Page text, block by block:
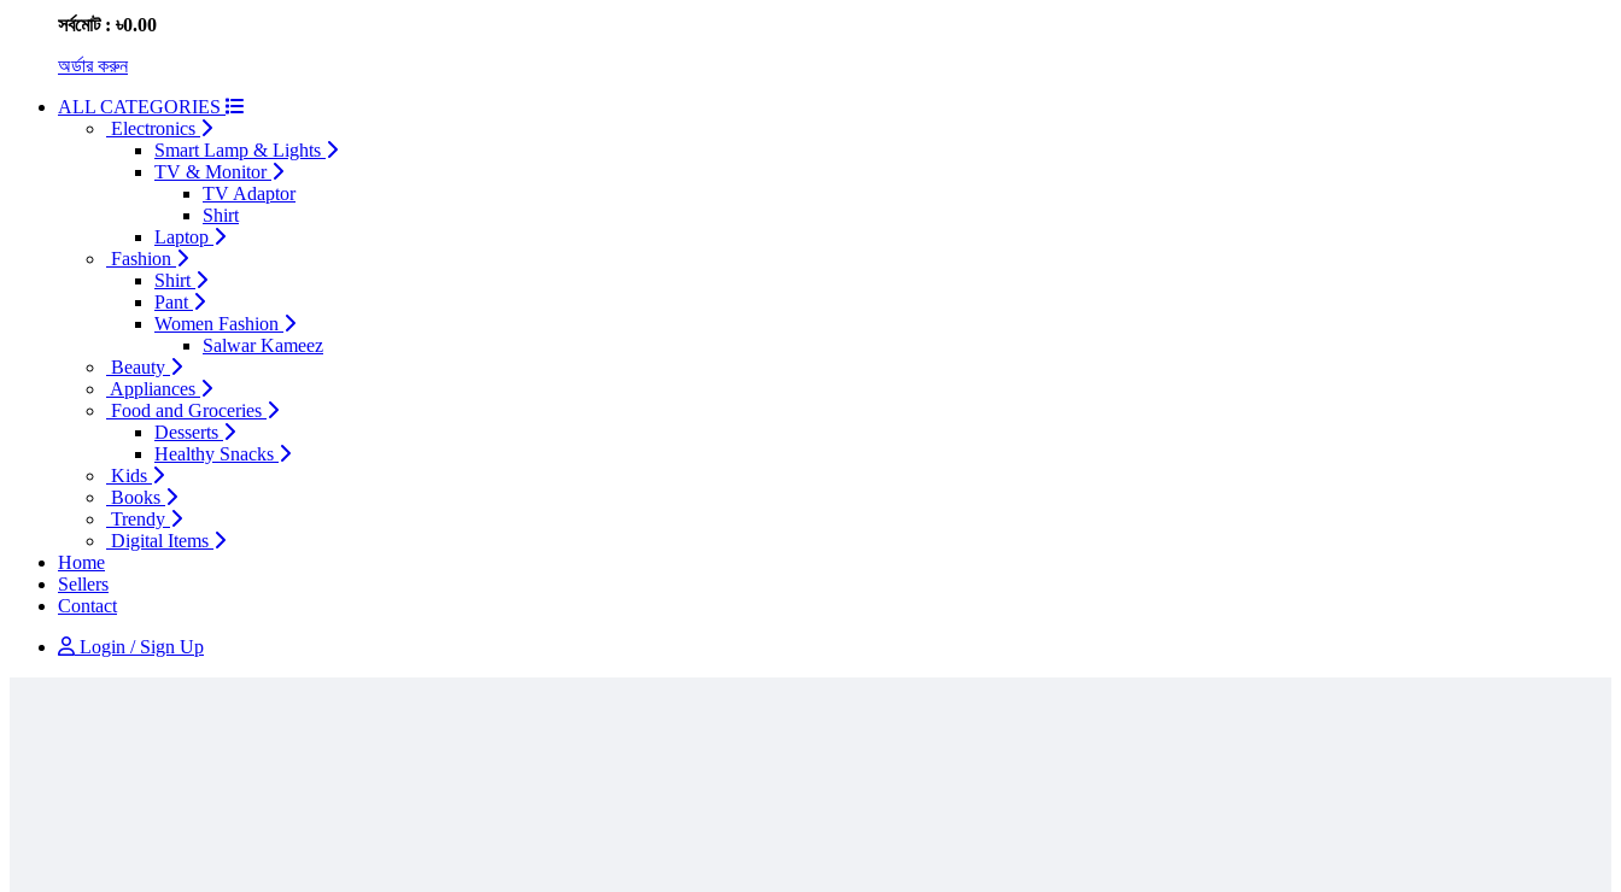
সর্বমোট : ৳0.00
অর্ডার করুন
ALL CATEGORIES
Electronics
Smart Lamp & Lights
TV & Monitor
TV Adaptor
Shirt
Laptop
Fashion
Shirt
Pant
Women Fashion
Salwar Kameez
Beauty
Appliances
Food and Groceries
Desserts
Healthy Snacks
Kids
Books
Trendy
Digital Items
Home
Sellers
Contact
Login / Sign Up